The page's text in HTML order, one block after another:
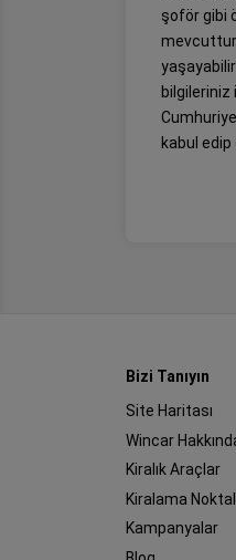
şoför gibi
bilgileriniz
kabul
Bizi Tanıyın
Site Haritası
Wincar
Kiralık Araçlar
Kiralama
Kampanyalar